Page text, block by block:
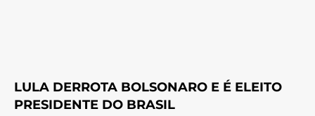
LULA DERROTA BOLSONARO E É ELEITO
PRESIDENTE DO BRASIL